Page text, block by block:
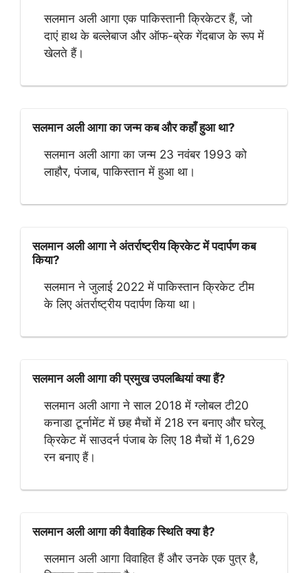
सलमान अली आगा एक पाकिस्तानी क्रिकेटर हैं, जो
दाएं हाथ के बल्लेबाज और ऑफ-ब्रेक गेंदबाज के रूप में
खेलते हैं।
सलमान अली आगा का जन्म कब और कहाँ हुआ था?
सलमान अली आगा का जन्म 23 नवंबर 1993 को
लाहौर, पंजाब, पाकिस्तान में हुआ था।
सलमान अली आगा ने अंतर्राष्ट्रीय क्रिकेट में पदार्पण कब
किया?
सलमान ने जुलाई 2022 में पाकिस्तान क्रिकेट टीम
के लिए अंतर्राष्ट्रीय पदार्पण किया था।
सलमान अली आगा की प्रमुख उपलब्धियां क्या हैं?
सलमान अली आगा ने साल 2018 में ग्लोबल टी20
कनाडा टूर्नामेंट में छह मैचों में 218 रन बनाए और घरेलू
क्रिकेट में साउदर्न पंजाब के लिए 18 मैचों में 1,629
रन बनाए हैं।
सलमान अली आगा की वैवाहिक स्थिति क्या है?
सलमान अली आगा विवाहित हैं और उनके एक पुत्र है,